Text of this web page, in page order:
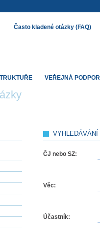
VYHLEDÁVÁNÍ
ČJ nebo SZ:
Věc:
Účastník:
VEŘEJNÁ
Často kladené otázky (FAQ)